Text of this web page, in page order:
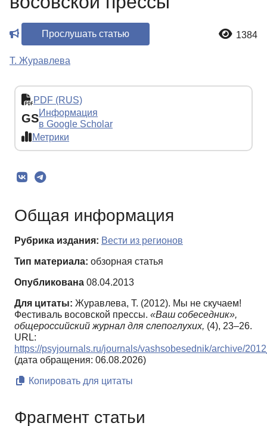
Прослушать статью 1384
Т. Журавлева
PDF (RUS)
GSИнформация
в Google Scholar
Метрики
Общая информация
Рубрика издания: Вести из регионов
Тип материала: обзорная статья
Опубликована 08.04.2013
Для цитаты: Журавлева, Т. (2012). Мы не скучаем!
Фестиваль восовской прессы. «Ваш собеседник»,
общероссийский журнал для слепоглухих, (4), 23–26.
URL:
https://psyjournals.ru/journals/vashsobesednik/archive/
(дата обращения: 06.08.2026)
Копировать для цитаты
Фрагмент статьи